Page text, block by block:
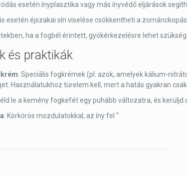
esetén ínyplasztika vagy más ínyvédő eljárások
esetén éjszakai sín viselése csökkentheti a
ha a fogbél érintett, gyökérkezelésre lehet szükség.
és praktikák
: Speciális fogkrémek (pl. azok, amelyek kálium-
Használatukhoz türelem kell, mert a hatás gyakran
le a kemény fogkefét egy puhább változatra, és kerüljd
: Körkörös mozdulatokkal, az íny fel “